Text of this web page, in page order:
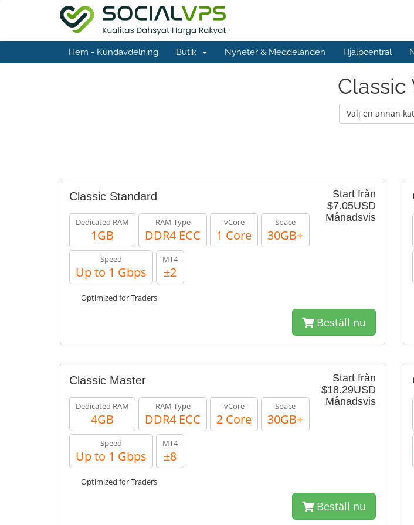
Hem - Kundavdelning Butik Nyheter & Meddelanden Hjälpcentral
Classic
Välj en annan
Start från
$7.05USD
Månadsvis
Classic Standard
Dedicated RAM
1GB
RAM Type
DDR4 ECC
vCore
1 Core
Space
30GB+
Speed
Up to 1 Gbps
MT4
±2
Optimized for Traders
Beställ nu
Start från
$18.29USD
Månadsvis
Classic Master
Dedicated RAM
4GB
RAM Type
DDR4 ECC
vCore
2 Core
Space
30GB+
Speed
Up to 1 Gbps
MT4
±8
Optimized for Traders
Beställ nu